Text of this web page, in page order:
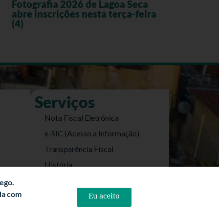
Fotografia 2026 de Lagoa Seca
abre inscrições nesta terça-feira
(4)
Serviços
Nota Fiscal Eletrônica
e-SIC (Acesso a Informação)
Transparência Fiscal
História
Politica de Privacidade
com
Eu aceito